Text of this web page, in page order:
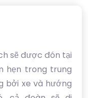
sẽ được đón tại
hẹn trong trung
bởi xe và hướng